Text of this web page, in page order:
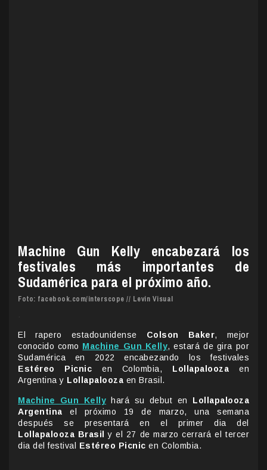
Machine Gun Kelly encabezará los
festivales más importantes de
Sudamérica para el próximo año.
Foto: facebook.com/interscope // Levin Visual
El rapero estadounidense Colson Baker, mejor
conocido como Machine Gun Kelly, estará de gira por
Sudamérica en 2022 encabezando los festivales
Estéreo Picnic en Colombia, Lollapalooza en
Argentina y Lollapalooza en Brasil.
Machine Gun Kelly hará su debut en Lollapalooza
Argentina el próximo 19 de marzo, una semana
después se presentará en el primer dia del
Lollapalooza Brasil
y el 27 de marzo cerrará el tercer
dia del festival Estéreo Picnic en Colombia.